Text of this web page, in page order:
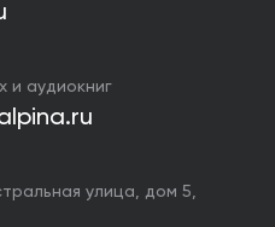
и аудиокниг
улица, дом 5,